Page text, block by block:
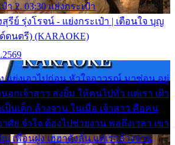
า 2. 03:30 แย่งกระเป๋า
รีย์ รุ่งโรจน์ - แย่งกระเป๋า | เตือนใจ บุญ
ดนตรี) (KARAOKE)
แย่งเอาไปก่อน หัวใจอาวรณ์ มาซ่อน อยู่
อกเจ้าสาว ส่งยิ้ม ให้คนไปทั่ว แต่เรา เฝ้า
ป็นเด็ก ล้างจาน ในเมื่อ เจ้าสาว คือคน
ศัย จำใจ ต้องไปช่วยงาน พอถึงเวลา เขา
เพื่อนฝูง เฮฮาดังลั่น แต่เราล้างจาน